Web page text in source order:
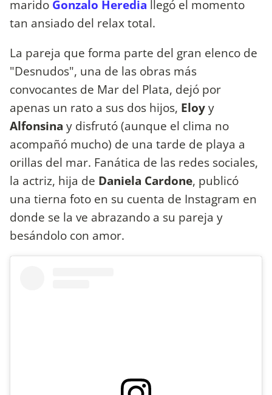
marido Gonzalo Heredia llegó el momento
tan ansiado del relax total.
La pareja que forma parte del gran elenco de
"Desnudos", una de las obras más
convocantes de Mar del Plata, dejó por
apenas un rato a sus dos hijos, Eloyy
Alfonsina y disfrutó (aunque el clima no
acompañó mucho) de una tarde de playa a
orillas del mar. Fanática de las redes sociales,
la actriz, hija de Daniela Cardone, publicó
una tierna foto en su cuenta de Instagram en
donde se la ve abrazando a su pareja y
besándolo con amor.